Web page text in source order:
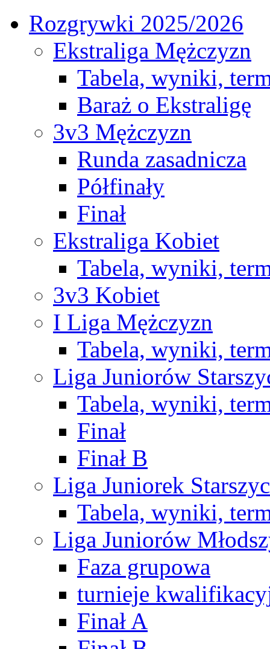
Rozgrywki 2025/2026
Ekstraliga Mężczyzn
Tabela, wyniki,
Baraż o Ekstraligę
3v3 Mężczyzn
Runda zasadnicza
Półfinały
Finał
Ekstraliga Kobiet
Tabela, wyniki,
3v3 Kobiet
I Liga Mężczyzn
Tabela, wyniki,
Liga Juniorów
Tabela, wyniki,
Finał
Finał B
Liga Juniorek
Tabela, wyniki,
Liga Juniorów
Faza grupowa
turnieje
Finał A